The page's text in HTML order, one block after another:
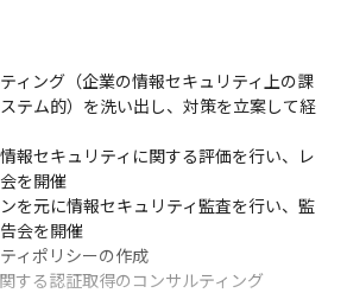
ィング（企業の情報セキュリティ上の課
テム的）を洗い出し、対策を立案して経
報セキュリティに関する評価を行い、レ
を開催
を元に情報セキュリティ監査を行い、監
会を開催
ィポリシーの作成
する認証取得のコンサルティング